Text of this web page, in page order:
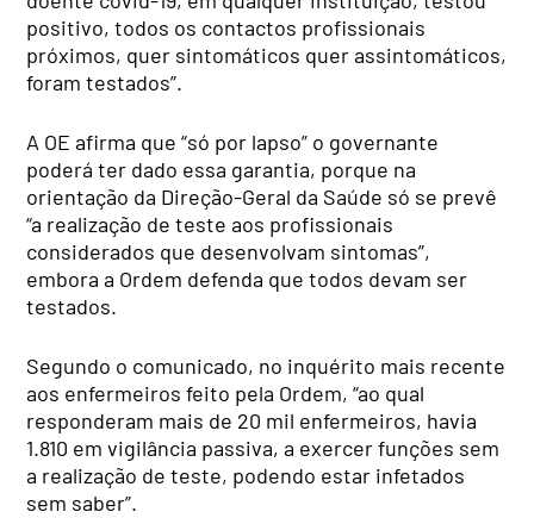
positivo, todos os contactos profissionais
próximos, quer sintomáticos quer assintomáticos,
foram testados”.
A OE afirma que “só por lapso” o governante
poderá ter dado essa garantia, porque na
orientação da Direção-Geral da Saúde só se prevê
“a realização de teste aos profissionais
considerados que desenvolvam sintomas”,
embora a Ordem defenda que todos devam ser
testados.
Segundo o comunicado, no inquérito mais recente
aos enfermeiros feito pela Ordem, “ao qual
responderam mais de 20 mil enfermeiros, havia
1.810 em vigilância passiva, a exercer funções sem
a realização de teste, podendo estar infetados
sem saber”.